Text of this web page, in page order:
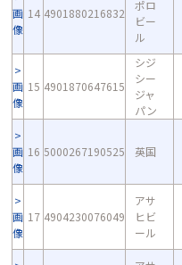
画
像
14 4901880216832
ポロ
ビー
ル
画
像
15 4901870647615
シジ
シー
ジャ
パン
画
像
16 5000267190525 英国
画
像
17 4904230076049
アサ
ヒビ
ール